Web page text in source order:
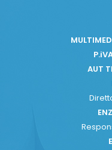
AUT